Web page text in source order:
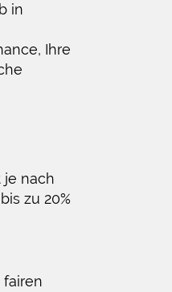
in
Ihre
nach
zu 20%